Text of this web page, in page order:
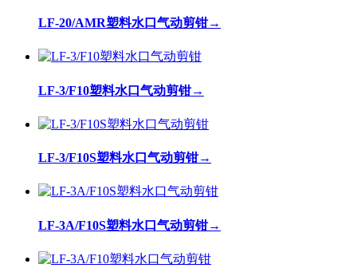
LF-20/AMR塑料水口气动剪钳→
LF-3/F10塑料水口气动剪钳→
LF-3/F10S塑料水口气动剪钳→
LF-3A/F10S塑料水口气动剪钳→